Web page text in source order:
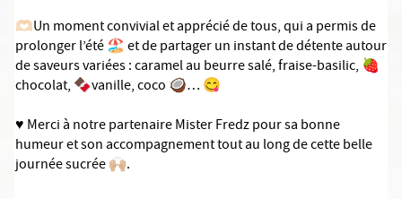
🫶🏻Un moment convivial et apprécié de tous, qui a permis de
prolonger l’été 🏖️ et de partager un instant de détente autour
de saveurs variées : caramel au beurre salé, fraise-basilic, 🍓
chocolat, 🍫vanille, coco 🥥… 😋
♥️ Merci à notre partenaire Mister Fredz pour sa bonne
humeur et son accompagnement tout au long de cette belle
journée sucrée 🙌🏼.